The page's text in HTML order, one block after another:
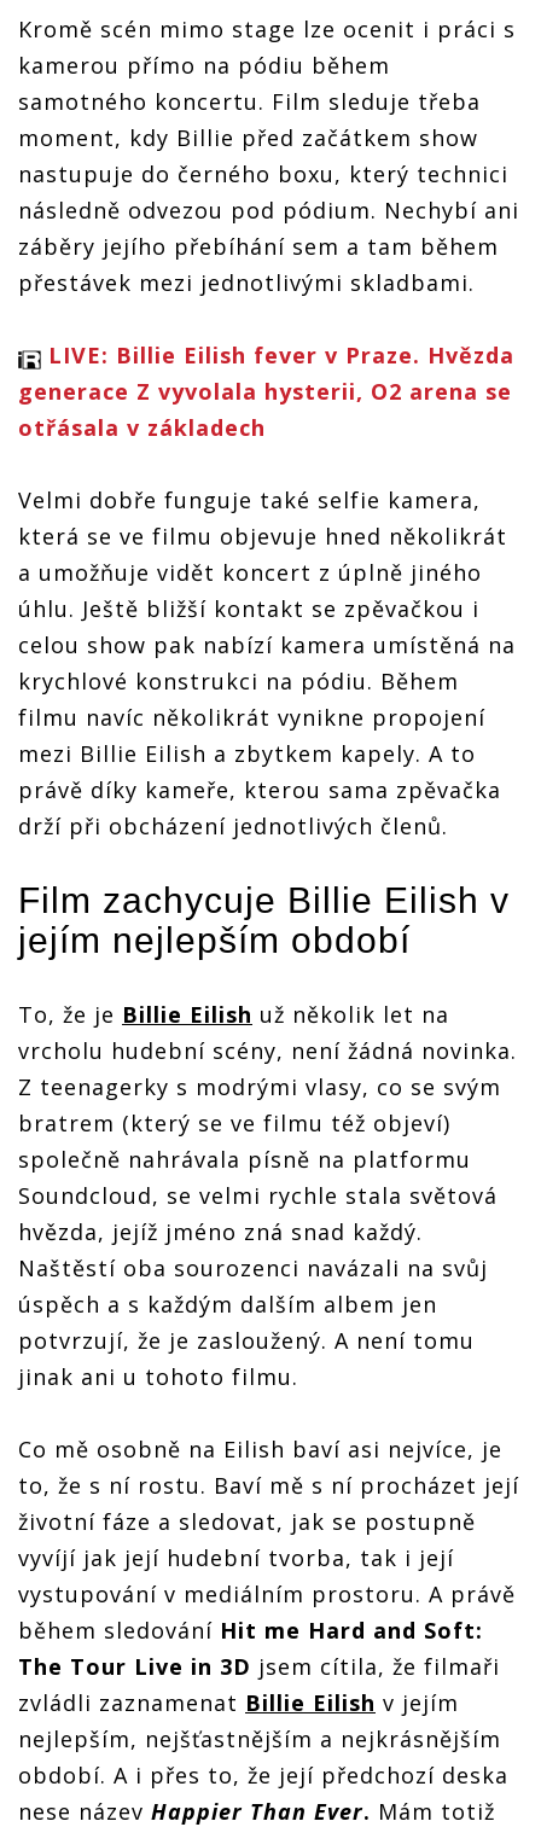
Kromě scén mimo stage lze ocenit i práci s
kamerou přímo na pódiu během
samotného koncertu. Film sleduje třeba
moment, kdy Billie před začátkem show
nastupuje do černého boxu, který technici
následně odvezou pod pódium. Nechybí ani
záběry jejího přebíhání sem a tam během
přestávek mezi jednotlivými skladbami.
LIVE: Billie Eilish fever v Praze. Hvězda
generace Z vyvolala hysterii, O2 arena se
otřásala v základech
Velmi dobře funguje také selfie kamera,
která se ve filmu objevuje hned několikrát
a umožňuje vidět koncert z úplně jiného
úhlu. Ještě bližší kontakt se zpěvačkou i
celou show pak nabízí kamera umístěná na
krychlové konstrukci na pódiu. Během
filmu navíc několikrát vynikne propojení
mezi Billie Eilish a zbytkem kapely. A to
právě díky kameře, kterou sama zpěvačka
drží při obcházení jednotlivých členů.
Film zachycuje Billie Eilish v
jejím nejlepším období
To, že je Billie Eilish už několik let na
vrcholu hudební scény, není žádná novinka.
Z teenagerky s modrými vlasy, co se svým
bratrem (který se ve filmu též objeví)
společně nahrávala písně na platformu
Soundcloud, se velmi rychle stala světová
hvězda, jejíž jméno zná snad každý.
Naštěstí oba sourozenci navázali na svůj
úspěch a s každým dalším albem jen
potvrzují, že je zasloužený. A není tomu
jinak ani u tohoto filmu.
Co mě osobně na Eilish baví asi nejvíce, je
to, že s ní rostu. Baví mě s ní procházet její
životní fáze a sledovat, jak se postupně
vyvíjí jak její hudební tvorba, tak i její
vystupování v mediálním prostoru. A právě
během sledování Hit me Hard and Soft:
The Tour Live in 3D jsem cítila, že filmaři
zvládli zaznamenat Billie Eilish v jejím
nejlepším, nejšťastnějším a nejkrásnějším
období. A i přes to, že její předchozí deska
nese název Happier Than Ever. Mám totiž